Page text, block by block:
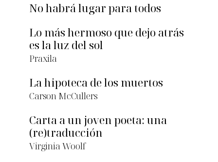
No habrá lugar para todos
Lo más hermoso que dejo atrás
es la luz del sol
Praxila
La hipoteca de los muertos
Carson McCullers
Carta a un joven poeta: una
(re)traducción
Virginia Woolf